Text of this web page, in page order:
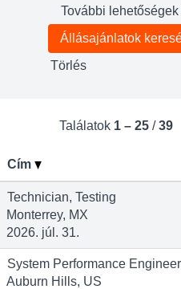
További
Törlés
Találatok 1 – 25 /39
Cím
Technician, Testing
Monterrey, MX
2026. júl. 31.
System Performance
Auburn Hills, US